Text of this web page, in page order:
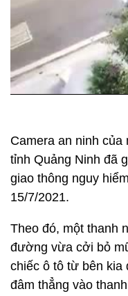
Camera an ninh của
tỉnh Quảng Ninh đã
giao thông nguy
15/7/2021.
Theo đó, một thanh
đường vừa cởi bỏ
chiếc ô tô từ bên
đâm thẳng vào